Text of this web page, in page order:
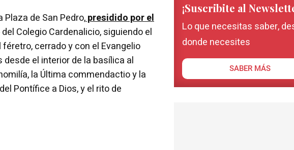
de San Pedro,presidido por el
Colegio Cardenalicio, siguiendo el
cerrado y con el Evangelio
el interior de la basílica al
la Última commendactio y la
Pontífice a Dios, y el rito de
¡Suscribite al
Lo que necesitas saber,
donde necesites
SABER MÁS